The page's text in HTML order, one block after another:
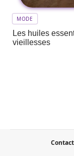
MODE
Les huiles
vieillesses
Contact